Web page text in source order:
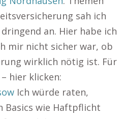
sah ich
an. Hier habe ich
mir nicht sicher war, ob
wirklich nötig ist. Für
hier klicken:
Ich würde raten,
Basics wie Haftpflicht